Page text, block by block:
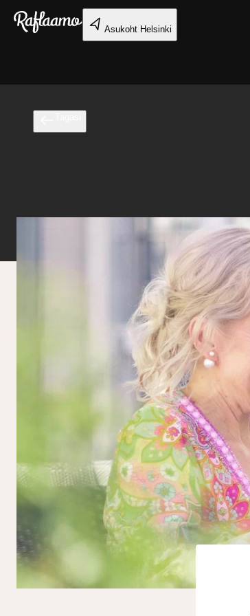
Liigu peamise sisu juurde
Asukoht Helsinki